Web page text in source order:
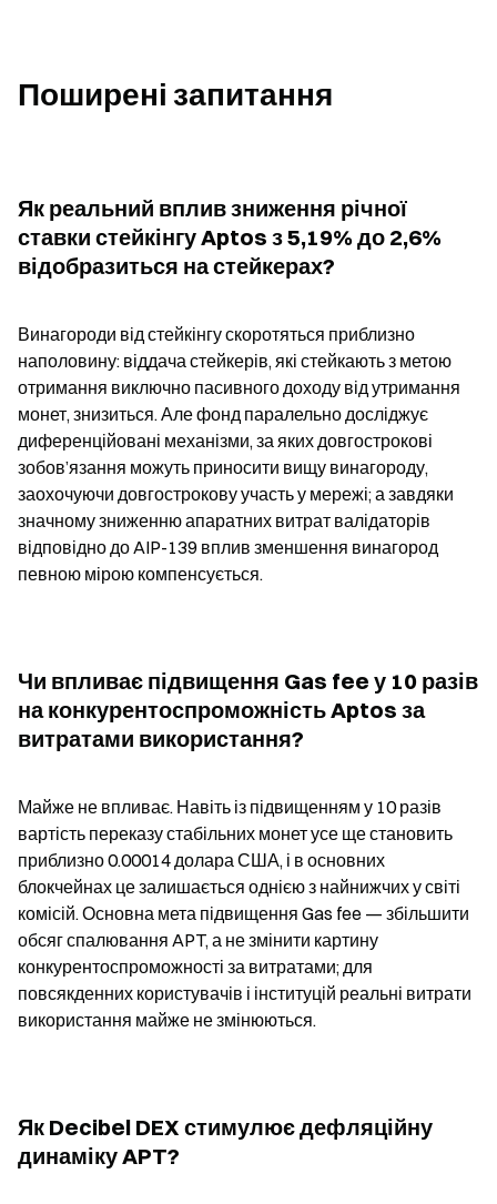
Поширені запитання
Як реальний вплив зниження річної
ставки стейкінгу Aptos з 5,19% до 2,6%
відобразиться на стейкерах?
Винагороди від стейкінгу скоротяться приблизно
наполовину: віддача стейкерів, які стейкають з метою
отримання виключно пасивного доходу від утримання
монет, знизиться. Але фонд паралельно досліджує
диференційовані механізми, за яких довгострокові
зобов’язання можуть приносити вищу винагороду,
заохочуючи довгострокову участь у мережі; а завдяки
значному зниженню апаратних витрат валідаторів
відповідно до AIP-139 вплив зменшення винагород
певною мірою компенсується.
Чи впливає підвищення Gas fee у 10 разів
на конкурентоспроможність Aptos за
витратами використання?
Майже не впливає. Навіть із підвищенням у 10 разів
вартість переказу стабільних монет усе ще становить
приблизно 0.00014 долара США, і в основних
блокчейнах це залишається однією з найнижчих у світі
комісій. Основна мета підвищення Gas fee — збільшити
обсяг спалювання APT, а не змінити картину
конкурентоспроможності за витратами; для
повсякденних користувачів і інституцій реальні витрати
використання майже не змінюються.
Як Decibel DEX стимулює дефляційну
динаміку APT?